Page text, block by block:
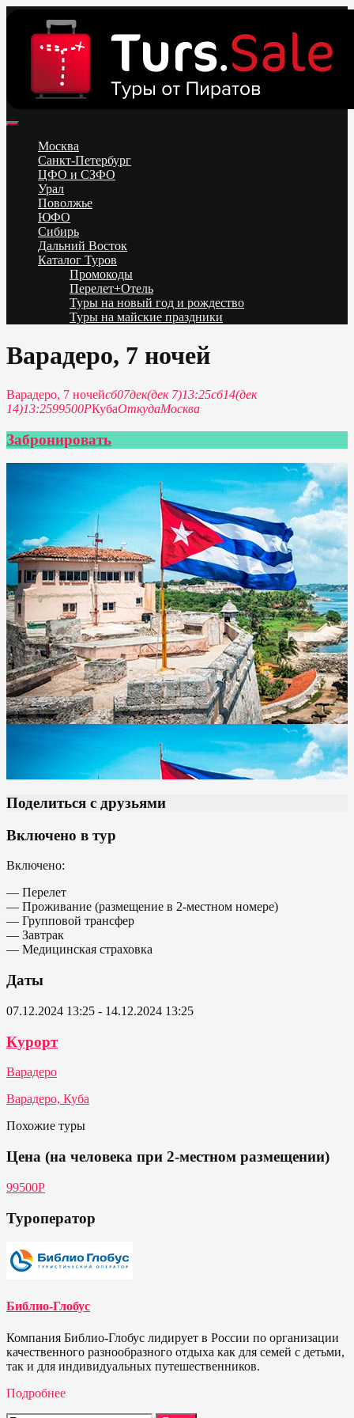
content
Низкие цены на путевки 3-7-10 ночей все включено, отдых на
море. Распродажа экскурсионных и горнолыжных туров.
Обновление каждый день. Официальный сайт Тур Сейл
Москва
Санкт-Петербург
ЦФО и СЗФО
Урал
Поволжье
ЮФО
Сибирь
Дальний Восток
Каталог Туров
Промокоды
Перелет+Отель
Туры на новый год и рождество
Туры на майские праздники
Варадеро, 7 ночей
Варадеро, 7 ночейсб07дек(дек 7)13:25сб14(дек
14)13:2599500РКубаОткудаМосква
Забронировать
Поделиться с друзьями
Включено в тур
Включено:
— Перелет
— Проживание (размещение в 2-местном номере)
— Групповой трансфер
— Завтрак
— Медицинская страховка
Даты
07.12.2024 13:25 - 14.12.2024 13:25
Курорт
Варадеро
Варадеро, Куба
Похожие туры
Цена (на человека при 2-местном размещении)
99500Р
Туроператор
Библио-Глобус
Компания Библио-Глобус лидирует в России по организации
качественного разнообразного отдыха как для семей с детьми,
так и для индивидуальных путешественников.
Подробнее